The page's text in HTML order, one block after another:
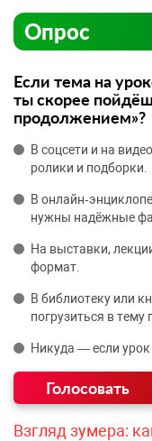
Опрос
Если тема на
ты скорее
продолжением»?
В соцсети и на
ролики и подборки.
В
нужны надёжные
На выставки,
формат.
В библиотеку или
погрузиться в тему
Никуда — если
Взгляд зумера: